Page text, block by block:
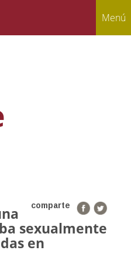
Menú
comparte
sexualmente
en